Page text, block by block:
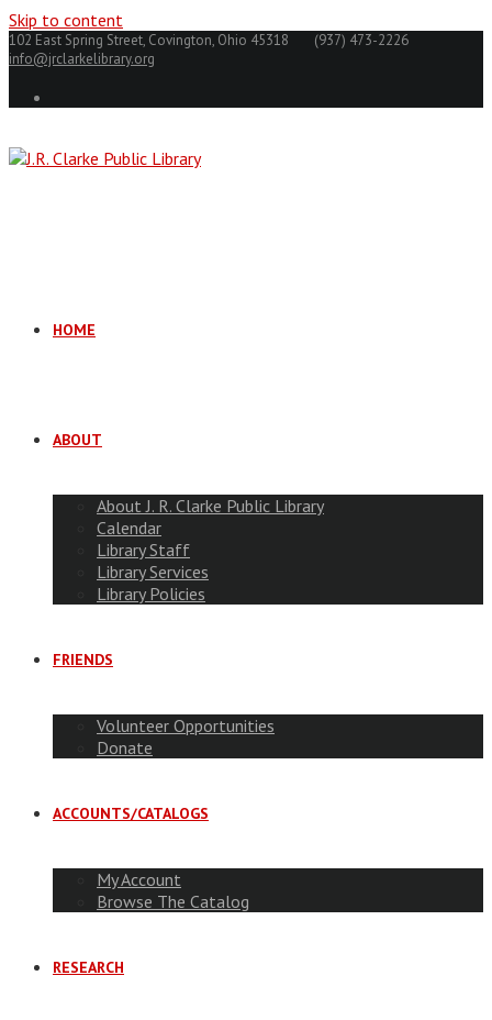
Skip to content
102 East Spring Street, Covington, Ohio 45318
(937) 473-2226
info@jrclarkelibrary.org
HOME
ABOUT
About J. R. Clarke Public Library
Calendar
Library Staff
Library Services
Library Policies
FRIENDS
Volunteer Opportunities
Donate
ACCOUNTS/CATALOGS
My Account
Browse The Catalog
RESEARCH